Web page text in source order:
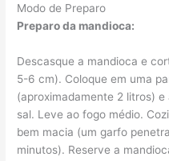
Modo de Preparo
Preparo da mandioca:
Descasque a mandioca e
5-6 cm). Coloque em uma
(aproximadamente 2 litros)
sal. Leve ao fogo médio.
bem macia (um garfo
minutos). Reserve a